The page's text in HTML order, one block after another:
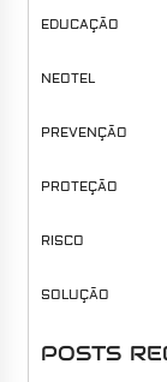
EDUCAÇÃO
NEOTEL
PREVENÇÃO
PROTEÇÃO
RISCO
SOLUÇÃO
POSTS